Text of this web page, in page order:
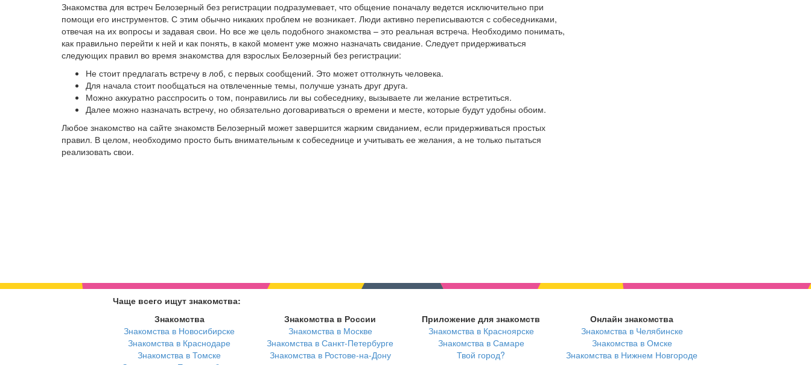
Знакомства для встреч Белозерный без регистрации подразумевает, что общение поначалу ведется исключительно при
помощи его инструментов. С этим обычно никаких проблем не возникает. Люди активно переписываются с собеседниками,
отвечая на их вопросы и задавая свои. Но все же цель подобного знакомства – это реальная встреча. Необходимо понимать,
как правильно перейти к ней и как понять, в какой момент уже можно назначать свидание. Следует придерживаться
следующих правил во время знакомства для взрослых Белозерный без регистрации:
Не стоит предлагать встречу в лоб, с первых сообщений. Это может оттолкнуть человека.
Для начала стоит пообщаться на отвлеченные темы, получше узнать друг друга.
Можно аккуратно расспросить о том, понравились ли вы собеседнику, вызываете ли желание встретиться.
Далее можно назначать встречу, но обязательно договариваться о времени и месте, которые будут удобны обоим.
Любое знакомство на сайте знакомств Белозерный может завершится жарким свиданием, если придерживаться простых
правил. В целом, необходимо просто быть внимательным к собеседнице и учитывать ее желания, а не только пытаться
реализовать свои.
Чаще всего ищут знакомства:
Знакомства
Знакомства в Новосибирске
Знакомства в Краснодаре
Знакомства в Томске
Знакомства в России
Знакомства в Москве
Знакомства в Санкт-Петербурге
Знакомства в Ростове-на-Дону
Приложение для знакомств
Знакомства в Красноярске
Знакомства в Самаре
Твой город?
Онлайн знакомства
Знакомства в Челябинске
Знакомства в Омске
Знакомства в Нижнем Новгороде